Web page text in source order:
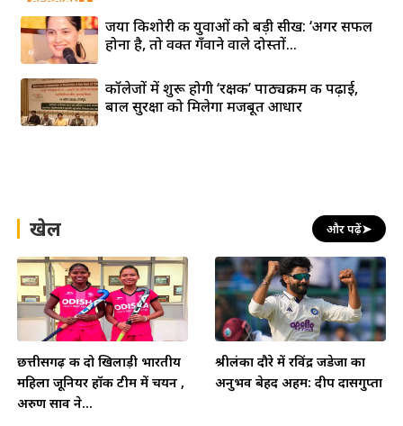
जया किशोरी की युवाओं को बड़ी सीख: ‘अगर सफल
होना है, तो वक्त गँवाने वाले दोस्तों...
कॉलेजों में शुरू होगी ‘रक्षक’ पाठ्यक्रम की पढ़ाई,
बाल सुरक्षा को मिलेगा मजबूत आधार
खेल और पढ़ें➤
छत्तीसगढ़ की दो खिलाड़ी भारतीय
महिला जूनियर हॉकी टीम में चयन ,
अरुण साव ने...
श्रीलंका दौरे में रविंद्र जडेजा का
अनुभव बेहद अहम: दीप दासगुप्ता